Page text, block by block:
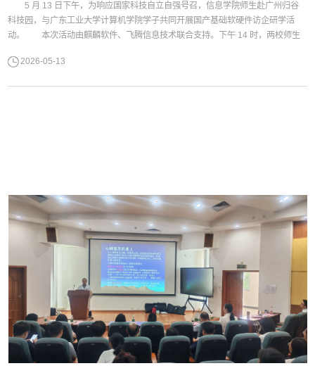
5 月 13 日下午，为响应国家科技自立自强号召，信息学院师生赴广州归谷
科技园，与广东工业大学计算机学院学子共同开展国产基础软硬件访企研学活
动。 本次活动由麒麟软件、飞腾信息技术联合支持。下午 14 时，两校师生
系统的发展历程及多领域应用实践。随后，师生一行走进飞腾信息技术，近距离
2026-05-13